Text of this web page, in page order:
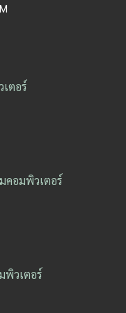
ตอร์
คอมพิวเตอร์
พิวเตอร์